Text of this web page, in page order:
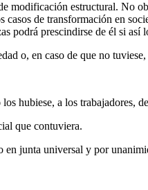
modificación estructural. No
de transformación en
podrá prescindirse de él si así
o, en caso de que no
hubiese, a los trabajadores,
que contuviera.
en junta universal y por